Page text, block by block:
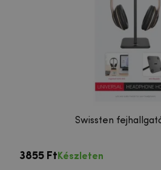
Swissten
3855 Ft Készleten